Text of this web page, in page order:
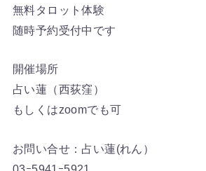
無料タロット体験
随時予約受付中です
開催場所
占い蓮（西荻窪）
もしくはzoomでも可
お問い合せ：占い蓮(れん）